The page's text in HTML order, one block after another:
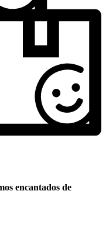
encantados de